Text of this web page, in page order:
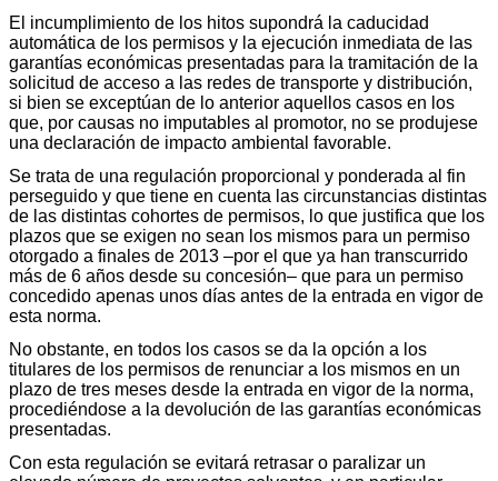
El incumplimiento de los hitos supondrá la caducidad
automática de los permisos y la ejecución inmediata de las
garantías económicas presentadas para la tramitación de la
solicitud de acceso a las redes de transporte y distribución,
si bien se exceptúan de lo anterior aquellos casos en los
que, por causas no imputables al promotor, no se produjese
una declaración de impacto ambiental favorable.
Se trata de una regulación proporcional y ponderada al fin
perseguido y que tiene en cuenta las circunstancias distintas
de las distintas cohortes de permisos, lo que justifica que los
plazos que se exigen no sean los mismos para un permiso
otorgado a finales de 2013 –por el que ya han transcurrido
más de 6 años desde su concesión– que para un permiso
concedido apenas unos días antes de la entrada en vigor de
esta norma.
No obstante, en todos los casos se da la opción a los
titulares de los permisos de renunciar a los mismos en un
plazo de tres meses desde la entrada en vigor de la norma,
procediéndose a la devolución de las garantías económicas
presentadas.
Con esta regulación se evitará retrasar o paralizar un